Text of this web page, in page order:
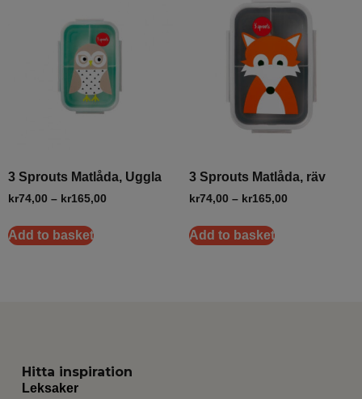
3 Sprouts Matlåda, Uggla
kr74,00 – kr165,00
Add to basket
3 Sprouts Matlåda, räv
kr74,00 – kr165,00
Add to basket
Hitta inspiration
Leksaker